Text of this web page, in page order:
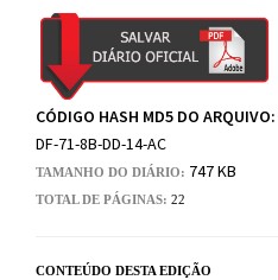
CÓDIGO HASH MD5 DO ARQUIVO:
DF-71-8B-DD-14-AC
TAMANHO DO DIÁRIO: 747 KB
TOTAL DE PÁGINAS: 22
CONTEÚDO DESTA EDIÇÃO